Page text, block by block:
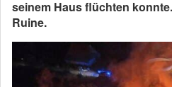
seinem Haus flüchten
Ruine.